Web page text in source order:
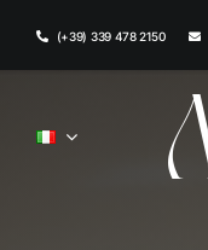
content
(+39) 339 478 2150